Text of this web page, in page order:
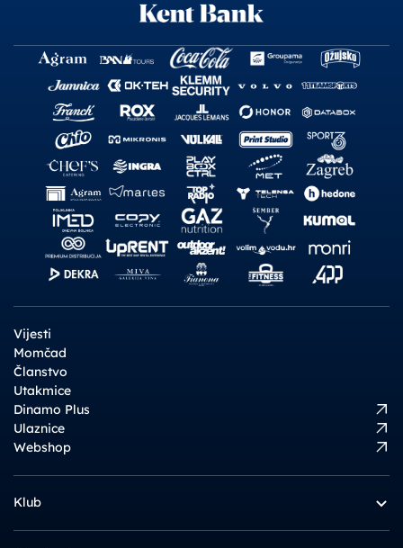
Vijesti
Momčad
Članstvo
Utakmice
Dinamo Plus
Ulaznice
Webshop
Klub